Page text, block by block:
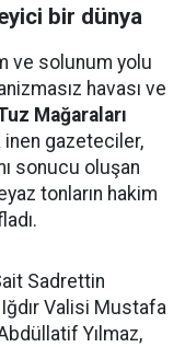
bir dünya
ve solunum yolu
havası ve
Mağaraları
inen gazeteciler,
sonucu oluşan
tonların hakim
Sadrettin
Valisi Mustafa
Yılmaz,